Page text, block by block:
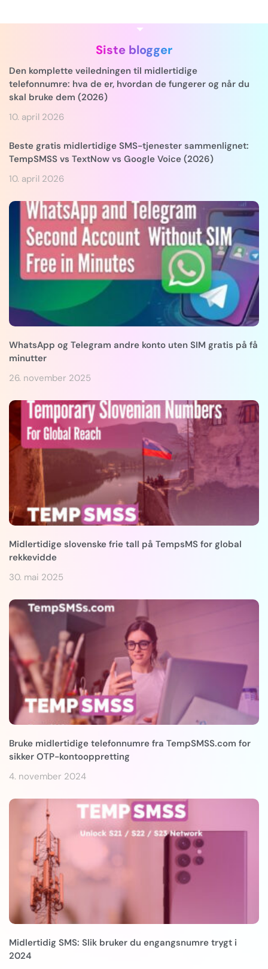
Siste blogger
Den komplette veiledningen til midlertidige
telefonnumre: hva de er, hvordan de fungerer og når du
skal bruke dem (2026)
10. april 2026
Beste gratis midlertidige SMS-tjenester sammenlignet:
TempSMSS vs TextNow vs Google Voice (2026)
10. april 2026
WhatsApp og Telegram andre konto uten SIM gratis på få
minutter
26. november 2025
Midlertidige slovenske frie tall på TempsMS for global
rekkevidde
30. mai 2025
Bruke midlertidige telefonnumre fra TempSMSS.com for
sikker OTP-kontooppretting
4. november 2024
Midlertidig SMS: Slik bruker du engangsnumre trygt i
2024